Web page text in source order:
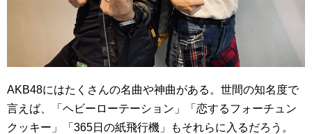
AKB48にはたくさんの名曲や神曲がある。世間の知名度で
言えば、「ヘビーローテーション」「恋するフォーチュン
クッキー」「365日の紙飛行機」もそれらに入るだろう。